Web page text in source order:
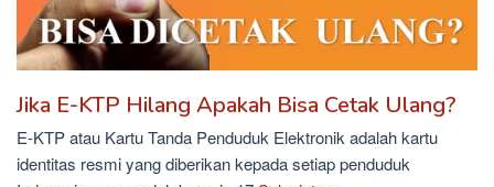
Jika E-KTP Hilang Apakah Bisa Cetak Ulang?
E-KTP atau Kartu Tanda Penduduk Elektronik adalah kartu
identitas resmi yang diberikan kepada setiap penduduk